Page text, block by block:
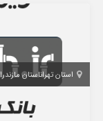
استان تهراناستان